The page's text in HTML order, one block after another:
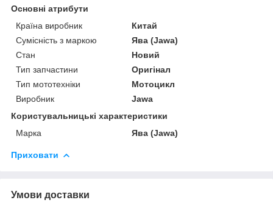
Основні атрибути
Країна виробник
Китай
Сумісність з маркою
Ява (Jawa)
Стан
Новий
Тип запчастини
Оригінал
Тип мототехніки
Мотоцикл
Виробник
Jawa
Користувальницькі характеристики
Марка
Ява (Jawa)
Приховати
Умови доставки